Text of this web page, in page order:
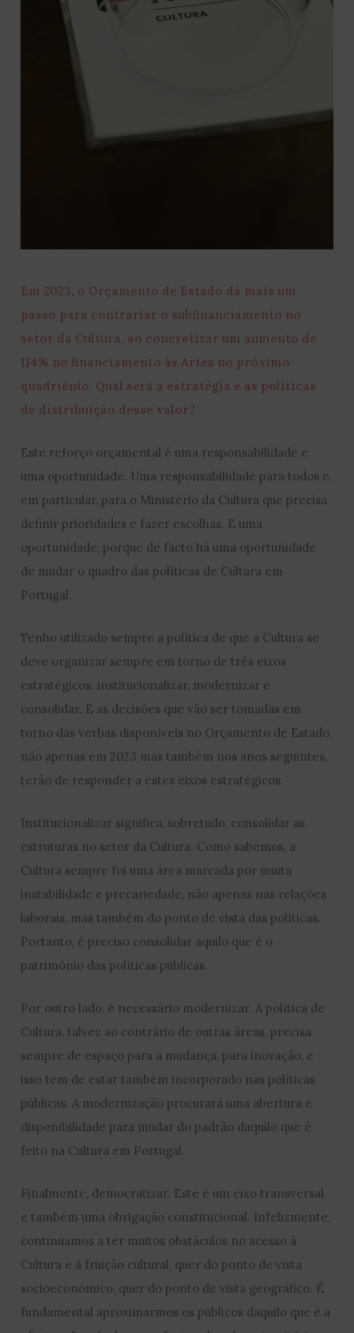
Em 2023, o Orçamento de Estado dá mais um
passo para contrariar o subfinanciamento no
setor da Cultura, ao concretizar um aumento de
114% no financiamento às Artes no próximo
quadriénio. Qual será a estratégia e as políticas
de distribuição desse valor?
Este reforço orçamental é uma responsabilidade e
uma oportunidade. Uma responsabilidade para todos e,
em particular, para o Ministério da Cultura que precisa
definir prioridades e fazer escolhas. E uma
oportunidade, porque de facto há uma oportunidade
de mudar o quadro das políticas de Cultura em
Portugal.
Tenho utilizado sempre a política de que a Cultura se
deve organizar sempre em torno de três eixos
estratégicos: institucionalizar, modernizar e
consolidar. E as decisões que vão ser tomadas em
torno das verbas disponíveis no Orçamento de Estado,
não apenas em 2023 mas também nos anos seguintes,
terão de responder a estes eixos estratégicos.
Institucionalizar significa, sobretudo, consolidar as
estruturas no setor da Cultura. Como sabemos, a
Cultura sempre foi uma área marcada por muita
instabilidade e precariedade, não apenas nas relações
laborais, mas também do ponto de vista das políticas.
Portanto, é preciso consolidar aquilo que é o
património das políticas públicas.
Por outro lado, é necessário modernizar. A política de
Cultura, talvez ao contrário de outras áreas, precisa
sempre de espaço para a mudança, para inovação, e
isso tem de estar também incorporado nas políticas
públicas. A modernização procurará uma abertura e
disponibilidade para mudar do padrão daquilo que é
feito na Cultura em Portugal.
Finalmente, democratizar. Este é um eixo transversal
e também uma obrigação constitucional. Infelizmente,
continuamos a ter muitos obstáculos no acesso à
Cultura e à fruição cultural, quer do ponto de vista
socioeconómico, quer do ponto de vista geográfico. É
fundamental aproximarmos os públicos daquilo que é a